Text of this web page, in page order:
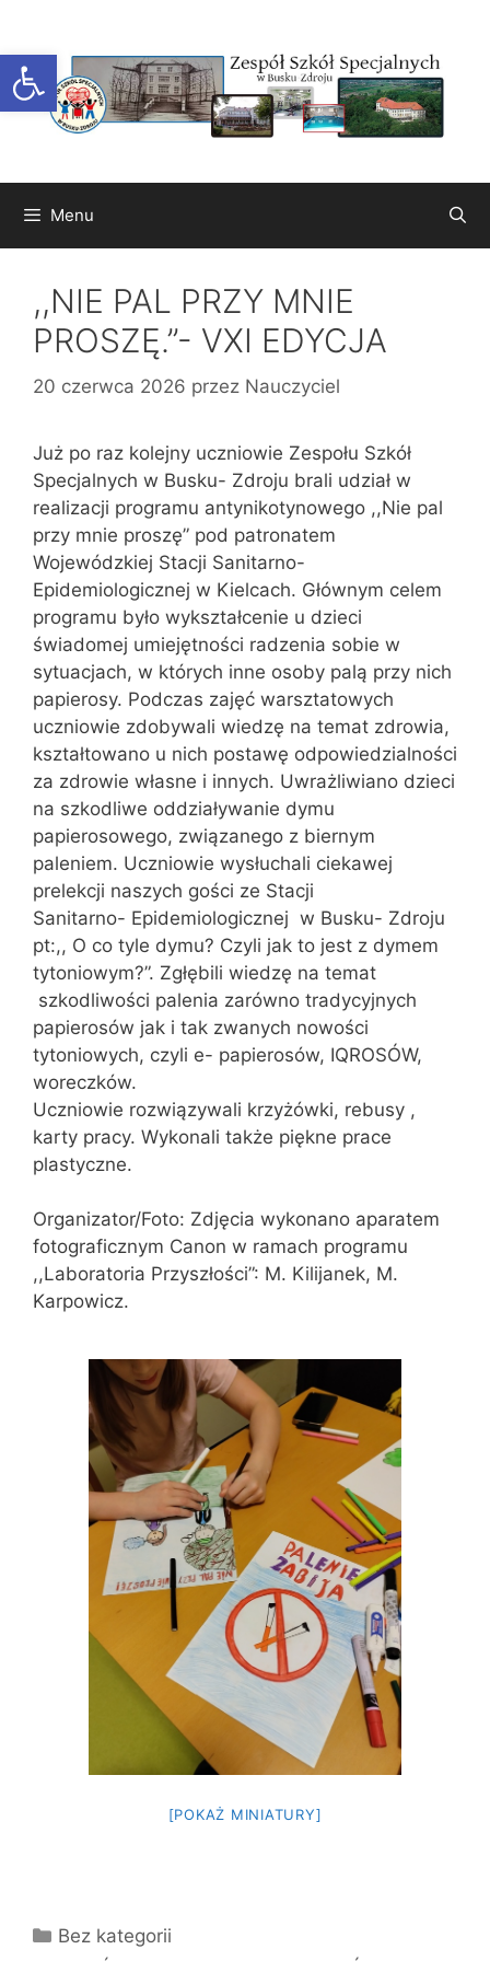
Otwórz pasek narzędzi
treści
Menu
,,NIE PAL PRZY MNIE
PROSZĘ.”- VXI EDYCJA
20 czerwca 2026 przez Nauczyciel
Już po raz kolejny uczniowie Zespołu Szkół
Specjalnych w Busku- Zdroju brali udział w
realizacji programu antynikotynowego ,,Nie pal
przy mnie proszę” pod patronatem
Wojewódzkiej Stacji Sanitarno-
Epidemiologicznej w Kielcach. Głównym celem
programu było wykształcenie u dzieci
świadomej umiejętności radzenia sobie w
sytuacjach, w których inne osoby palą przy nich
papierosy. Podczas zajęć warsztatowych
uczniowie zdobywali wiedzę na temat zdrowia,
kształtowano u nich postawę odpowiedzialności
za zdrowie własne i innych. Uwrażliwiano dzieci
na szkodliwe oddziaływanie dymu
papierosowego, związanego z biernym
paleniem. Uczniowie wysłuchali ciekawej
prelekcji naszych gości ze Stacji
Sanitarno- Epidemiologicznej w Busku- Zdroju
pt:,, O co tyle dymu? Czyli jak to jest z dymem
tytoniowym?”. Zgłębili wiedzę na temat
szkodliwości palenia zarówno tradycyjnych
papierosów jak i tak zwanych nowości
tytoniowych, czyli e- papierosów, IQROSÓW,
woreczków.
Uczniowie rozwiązywali krzyżówki, rebusy ,
karty pracy. Wykonali także piękne prace
plastyczne.
Organizator/Foto: Zdjęcia wykonano aparatem
fotograficznym Canon w ramach programu
,,Laboratoria Przyszłości”: M. Kilijanek, M.
Karpowicz.
[POKAŻ MINIATURY]
Kategorie
Bez kategorii